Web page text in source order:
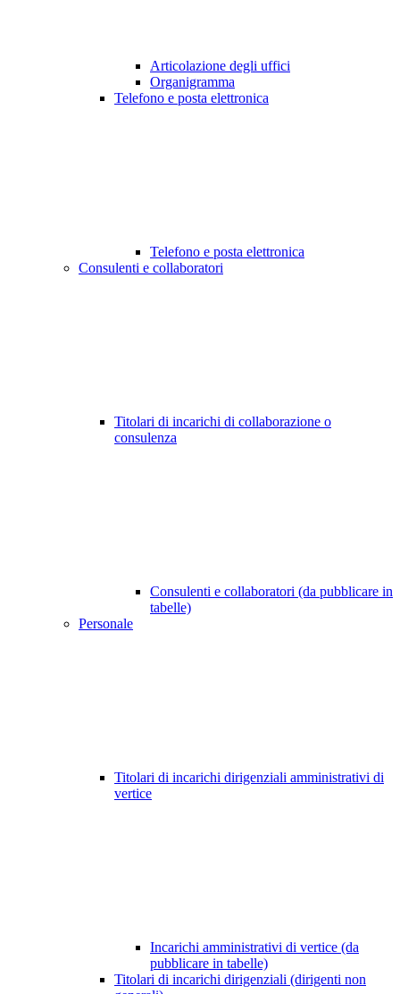
Articolazione degli uffici
Organigramma
Telefono e posta elettronica
Telefono e posta elettronica
Consulenti e collaboratori
Titolari di incarichi di collaborazione o
consulenza
Consulenti e collaboratori (da pubblicare in
tabelle)
Personale
Titolari di incarichi dirigenziali amministrativi di
vertice
Incarichi amministrativi di vertice (da
pubblicare in tabelle)
Titolari di incarichi dirigenziali (dirigenti non